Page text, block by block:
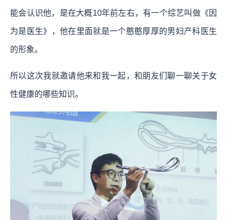
能会认识他，是在大概10年前左右，有一个综艺叫做《因
为是医生》，他在里面就是一个憨憨厚厚的男妇产科医生
的形象。
所以这次我就邀请他来和我一起，和朋友们聊一聊关于女
性健康的哪些知识。